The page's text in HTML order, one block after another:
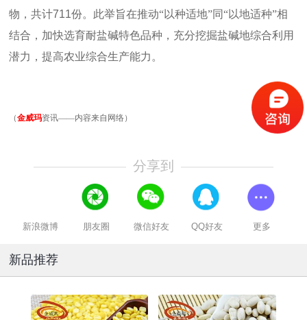
物，共计711份。此举旨在推动“以种适地”同“以地适种”相
结合，加快选育耐盐碱特色品种，充分挖掘盐碱地综合利用
潜力，提高农业综合生产能力。
（金威玛资讯——内容来自网络）
分享到
新浪微博 朋友圈 微信好友 QQ好友 更多
新品推荐